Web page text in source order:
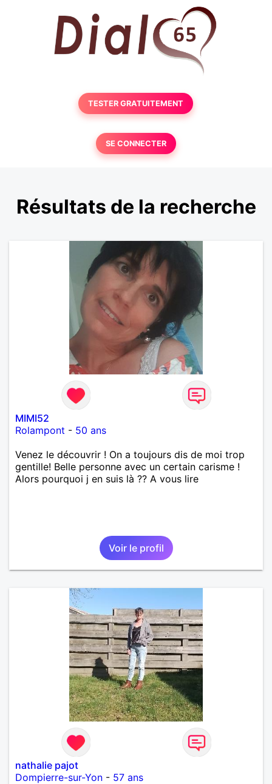
TESTER GRATUITEMENT
SE CONNECTER
Résultats de la recherche
MIMI52
Rolampont - 50 ans
Venez le découvrir ! On a toujours dis de moi trop
gentille! Belle personne avec un certain carisme !
Alors pourquoi j en suis là ?? A vous lire
Voir le profil
nathalie pajot
Dompierre-sur-Yon - 57 ans